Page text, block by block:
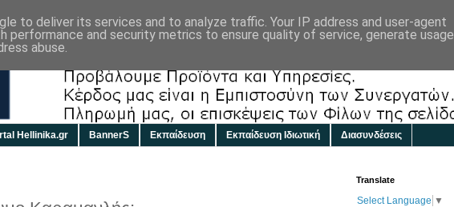
Hellinika.gr BannerS Εκπαίδευση Εκπαίδευση Ιδιωτική Διασυνδέσεις
Translate
Select Language ▼
to deliver its services and to analyze traffic. Your IP address and user-agent
performance and security metrics to ensure quality of service, generate usage
abuse.